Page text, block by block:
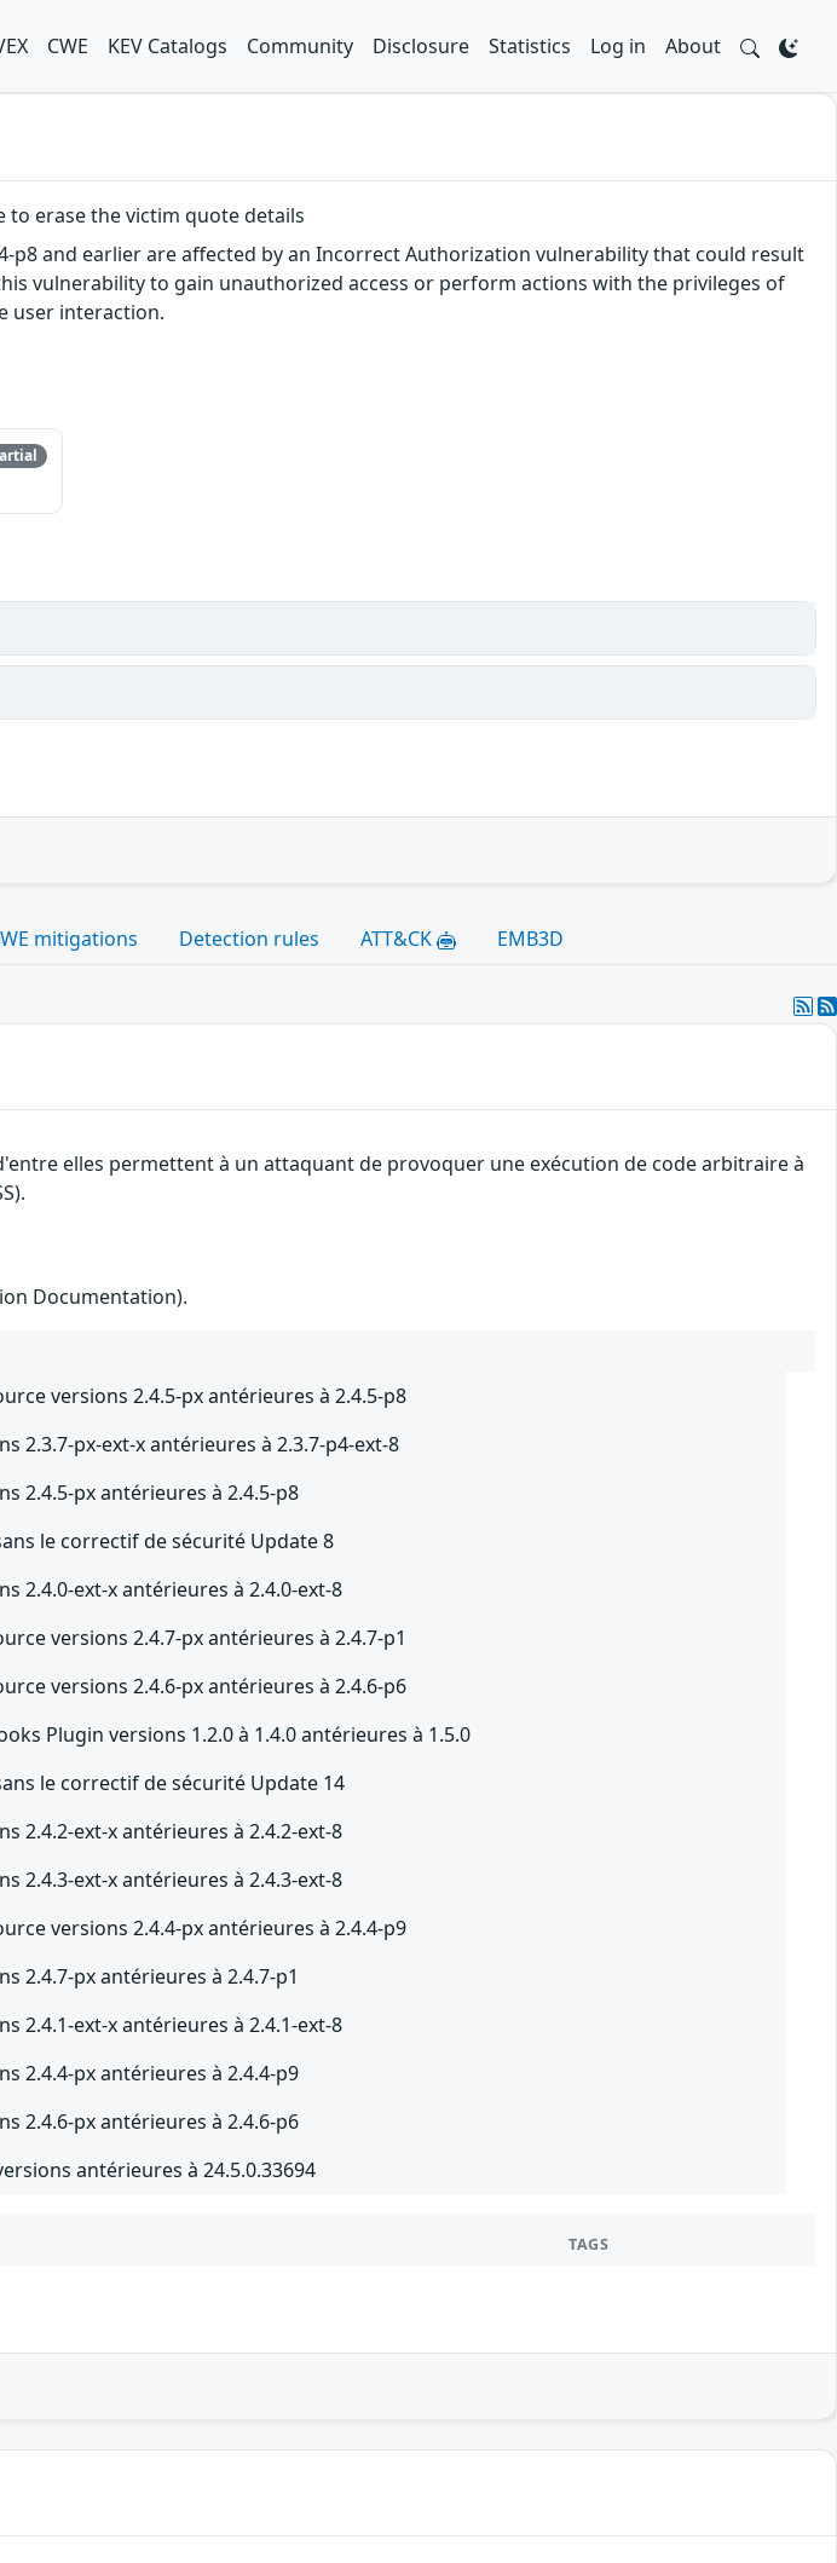
CWE KEV Catalogs Community Disclosure Statistics Log in About
to erase the victim quote details
p8 and earlier are affected by an Incorrect Authorization vulnerability that could result
vulnerability to gain unauthorized access or perform actions with the privileges of
user interaction.
mitigations Detection rules ATT&CK EMB3D
elles permettent à un attaquant de provoquer une exécution de code arbitraire à
Documentation).
versions 2.4.5-px antérieures à 2.4.5-p8
2.3.7-px-ext-x antérieures à 2.3.7-p4-ext-8
2.4.5-px antérieures à 2.4.5-p8
le correctif de sécurité Update 8
2.4.0-ext-x antérieures à 2.4.0-ext-8
versions 2.4.7-px antérieures à 2.4.7-p1
versions 2.4.6-px antérieures à 2.4.6-p6
Plugin versions 1.2.0 à 1.4.0 antérieures à 1.5.0
le correctif de sécurité Update 14
2.4.2-ext-x antérieures à 2.4.2-ext-8
2.4.3-ext-x antérieures à 2.4.3-ext-8
versions 2.4.4-px antérieures à 2.4.4-p9
2.4.7-px antérieures à 2.4.7-p1
2.4.1-ext-x antérieures à 2.4.1-ext-8
2.4.4-px antérieures à 2.4.4-p9
2.4.6-px antérieures à 2.4.6-p6
antérieures à 24.5.0.33694
TAGS